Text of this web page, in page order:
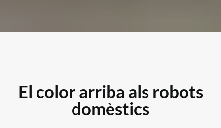
El color arriba als robots
domèstics